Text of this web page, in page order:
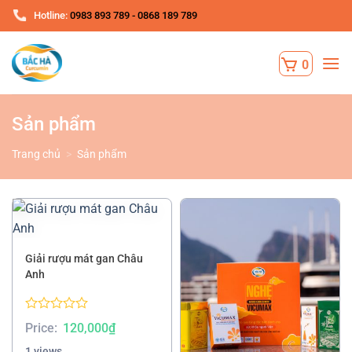
Chuyển
đến
nội
dung
Hotline: 0983 893 789 - 0868 189 789
Sản phẩm
Trang chủ > Sản phẩm
Giải rượu mát gan Châu
Anh
Rated
0.00
out
Price: 120,000₫